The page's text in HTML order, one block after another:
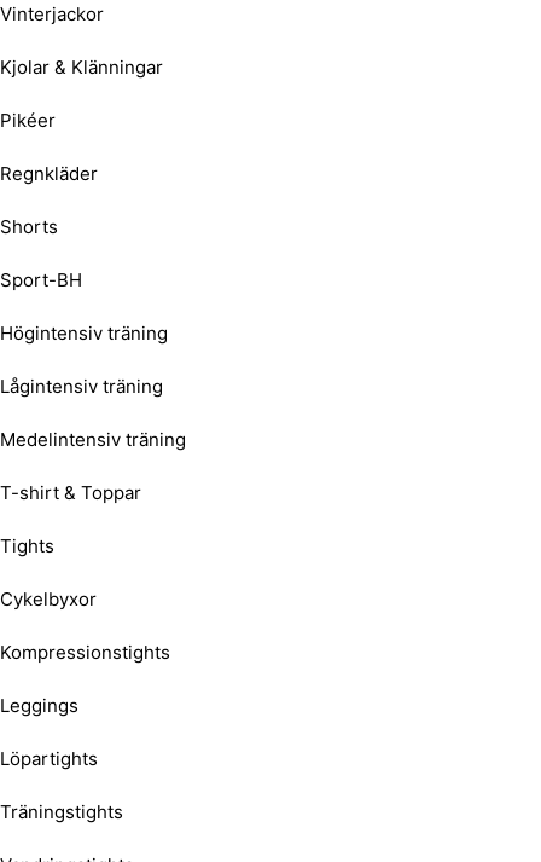
Vinterjackor
Kjolar & Klänningar
Pikéer
Regnkläder
Shorts
Sport-BH
Högintensiv träning
Lågintensiv träning
Medelintensiv träning
T-shirt & Toppar
Tights
Cykelbyxor
Kompressionstights
Leggings
Löpartights
Träningstights